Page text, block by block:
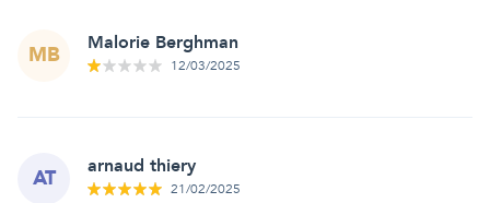
MB Malorie Berghman
12/03/2025
AT arnaud thiery
21/02/2025